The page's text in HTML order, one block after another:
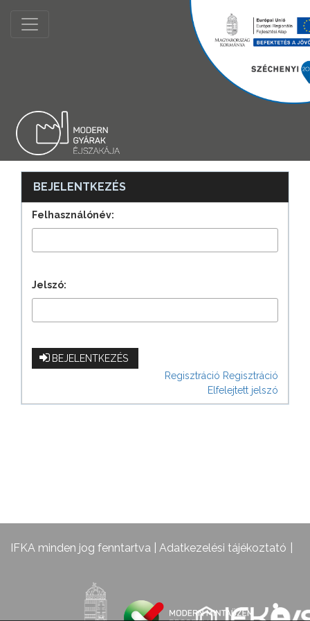
BEJELENTKEZÉS
Felhasználónév:
Jelszó:
BEJELENTKEZÉS
Regisztráció Regisztráció
Elfelejtett jelszó
IFKA minden jog fenntartva | Adatkezelési tájékoztató